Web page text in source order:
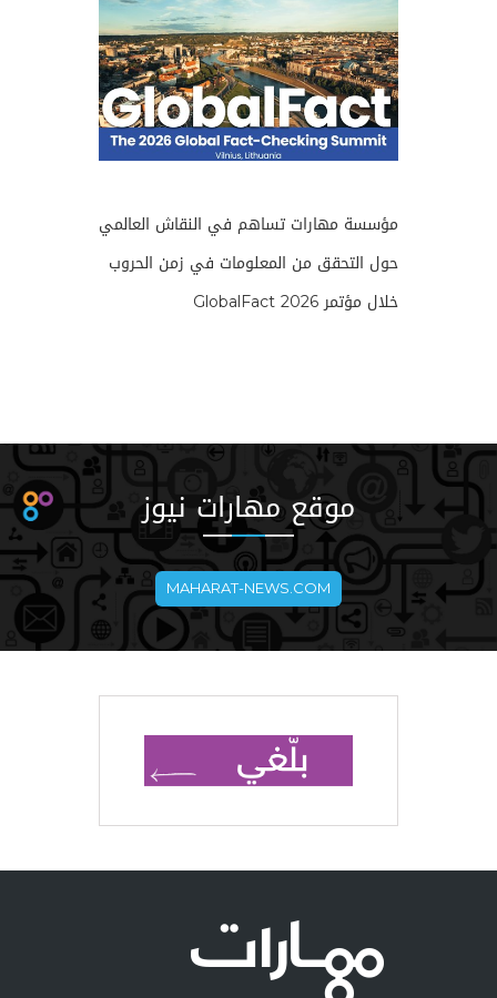
مؤسسة مهارات تساهم في النقاش العالمي
حول التحقق من المعلومات في زمن الحروب
خلال مؤتمر GlobalFact 2026
موقع مهارات نيوز
MAHARAT-NEWS.COM